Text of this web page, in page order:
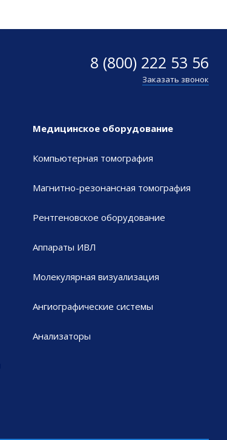
8 (800) 222 53 56
Заказать звонок
Медицинское оборудование
Компьютерная томография
Магнитно-резонансная томография
Рентгеновское оборудование
Аппараты ИВЛ
Молекулярная визуализация
Ангиографические системы
Анализаторы